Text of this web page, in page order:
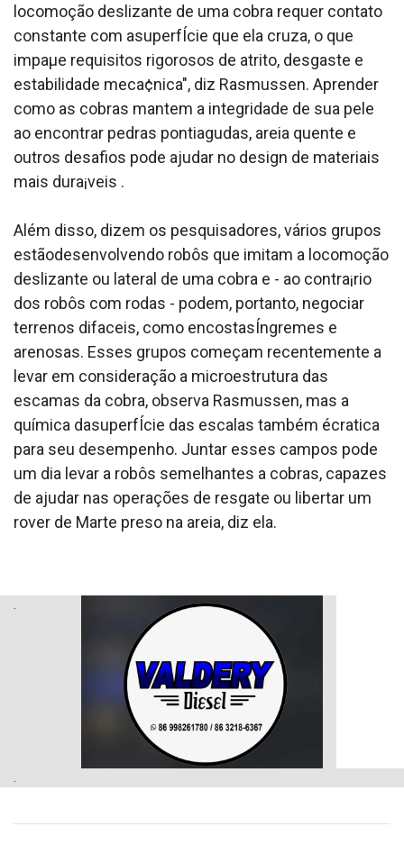
locomoção deslizante de uma cobra requer contato
constante com asuperfÍcie que ela cruza, o que
impaµe requisitos rigorosos de atrito, desgaste e
estabilidade meca¢nica", diz Rasmussen. Aprender
como as cobras mantem a integridade de sua pele
ao encontrar pedras pontiagudas, areia quente e
outros desafios pode ajudar no design de materiais
mais dura¡veis .
Além disso, dizem os pesquisadores, vários grupos
estãodesenvolvendo robôs que imitam a locomoção
deslizante ou lateral de uma cobra e - ao contra¡rio
dos robôs com rodas - podem, portanto, negociar
terrenos difa­ceis, como encostasÍngremes e
arenosas. Esses grupos começam recentemente a
levar em consideração a microestrutura das
escamas da cobra, observa Rasmussen, mas a
química dasuperfÍcie das escalas também écra­tica
para seu desempenho. Juntar esses campos pode
um dia levar a robôs semelhantes a cobras, capazes
de ajudar nas operações de resgate ou libertar um
rover de Marte preso na areia, diz ela.
.